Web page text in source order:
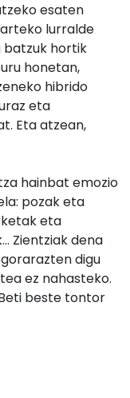
esaten
lurralde
batzuk hortik
honetan,
hibrido
eta
Eta atzean,
hainbat emozio
pozak eta
eta
Zientziak dena
digu
ez nahasteko.
beste tontor